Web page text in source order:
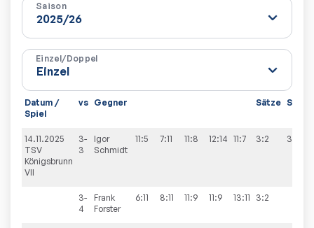
Saison
Einzel/Doppel
Datum /
Spiel
vs Gegner Sätze Spiele
14.11.2025
TSV
Königsbrunn
VII
3-
3
Igor
Schmidt
11:5 7:11 11:8 12:14 11:7 3:2 3:7
3-
4
Frank
Forster
6:11 8:11 11:9 11:9 13:11 3:2